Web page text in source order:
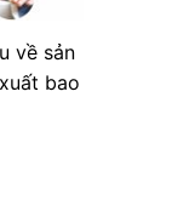
về sản
bao